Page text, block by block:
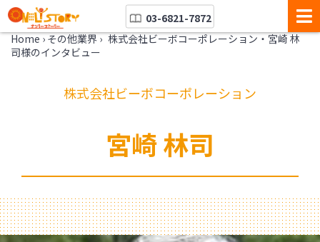
03-6821-7872
Home › その他業界 › 株式会社ビーボコーポレーション・宮崎 林
司様のインタビュー
株式会社ビーボコーポレーション
宮崎 林司